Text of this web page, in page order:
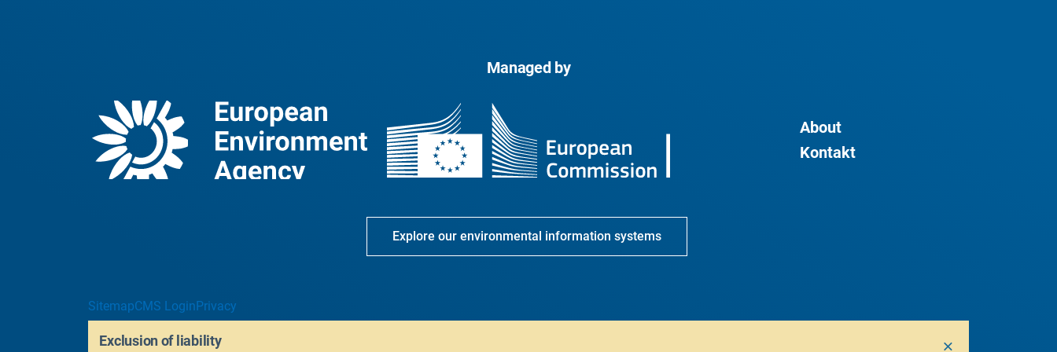
Managed by
About
Kontakt
Explore our environmental information systems
SitemapCMS Login Privacy
Exclusion of liability